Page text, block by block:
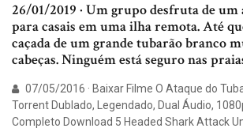
26/01/2019 · Um grupo desfruta de
para casais em uma ilha remota. Até
caçada de um grande tubarão branco
cabeças. Ninguém está seguro nas
07/05/2016 · Baixar Filme O Ataque do
Torrent Dublado, Legendado, Dual Áudio,
Completo Download 5 Headed Shark Attack